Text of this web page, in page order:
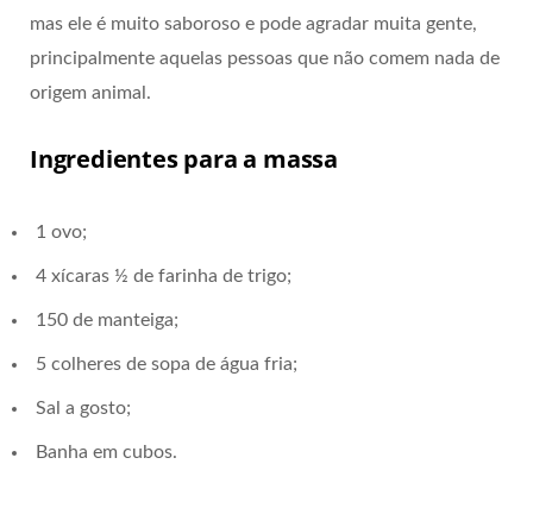
mas ele é muito saboroso e pode agradar muita gente,
principalmente aquelas pessoas que não comem nada de
origem animal.
Ingredientes para a massa
1 ovo;
4 xícaras ½ de farinha de trigo;
150 de manteiga;
5 colheres de sopa de água fria;
Sal a gosto;
Banha em cubos.